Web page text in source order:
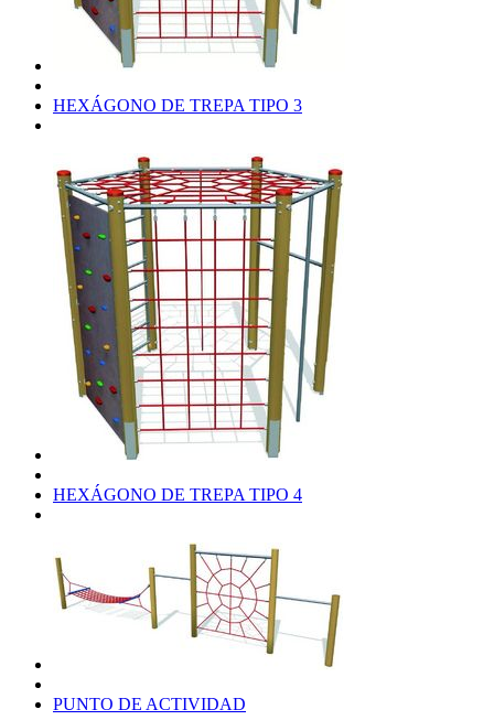
HEXÁGONO DE TREPA TIPO 3
HEXÁGONO DE TREPA TIPO 4
PUNTO DE ACTIVIDAD